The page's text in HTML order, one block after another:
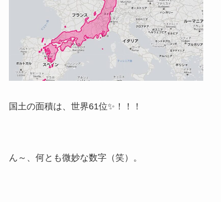
国土の面積は、世界61位✨！！！
ん～、何とも微妙な数字（笑）。